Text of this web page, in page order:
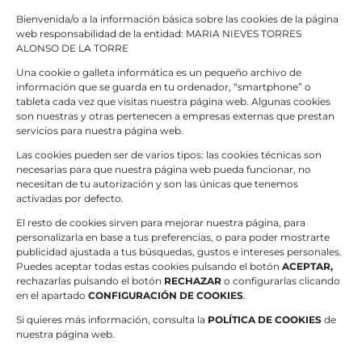
Bienvenida/o a la información básica sobre las cookies de la página
web responsabilidad de la entidad: MARIA NIEVES TORRES
ALONSO DE LA TORRE
Una cookie o galleta informática es un pequeño archivo de
información que se guarda en tu ordenador, “smartphone” o
tableta cada vez que visitas nuestra página web. Algunas cookies
son nuestras y otras pertenecen a empresas externas que prestan
servicios para nuestra página web.
Las cookies pueden ser de varios tipos: las cookies técnicas son
necesarias para que nuestra página web pueda funcionar, no
necesitan de tu autorización y son las únicas que tenemos
activadas por defecto.
El resto de cookies sirven para mejorar nuestra página, para
personalizarla en base a tus preferencias, o para poder mostrarte
publicidad ajustada a tus búsquedas, gustos e intereses personales.
Puedes aceptar todas estas cookies pulsando el botón ACEPTAR,
rechazarlas pulsando el botón RECHAZAR o configurarlas clicando
en el apartado CONFIGURACIÓN DE COOKIES.
Si quieres más información, consulta la POLÍTICA DE COOKIES de
nuestra página web.
Valorado
con5.00de 5
AÑADIR AL CARRITO
/
DETALLES
para Toda la Familia
7,50€
Valorado
con5.00de 5
AÑADIR AL CARRITO / DETALLES
Jabón Artesano de Manzana roja y karité.
Hidratación y Nutrición con Aroma Frutal
7,50€
1
Cosmética facial artesanal para cuidar